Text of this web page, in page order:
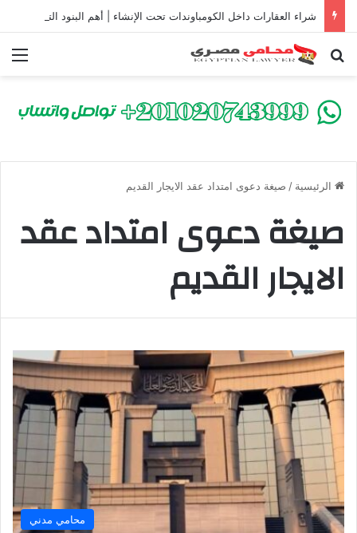
بحث عن
الرئيسية / صيغة دعوى امتداد عقد الايجار القديم
صيغة دعوى امتداد عقد
الايجار القديم
محامي مدني